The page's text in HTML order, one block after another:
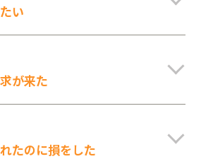
い
が来た
たのに損をした